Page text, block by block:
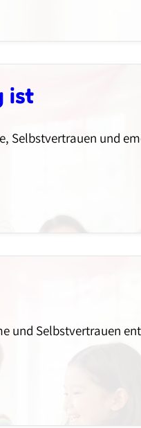
ist
Selbstvertrauen und
und Selbstvertrauen